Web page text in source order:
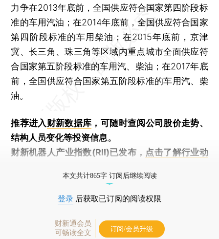
力争在2013年底前，全国供应符合国家第四阶段标
准的车用汽油；在2014年底前，全国供应符合国家
第四阶段标准的车用柴油；在2015年底前，京津
冀、长三角、珠三角等区域内重点城市全面供应符
合国家第五阶段标准的车用汽、柴油；在2017年底
前，全国供应符合国家第五阶段标准的车用汽、柴
油。
推荐进入财新数据库 ，可随时查阅公司股价走势、
结构人员变化等投资信息。
财新机器人产业指数(RII)已发布， 点击了解行业动
本文共计865字 订阅后继续阅读
登录 后获取已订阅的阅读权限
财新通会员
可畅读全文
订阅/会员升级